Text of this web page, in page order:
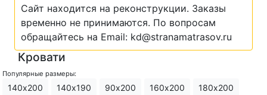
Open submenu (Постельное белье)
Постельное белье
Open submenu (Мебель)
Мебель
Open submenu (Основания)
Основания
Open submenu (Детские матрасы)
Детские матрасы
Сайт находится на реконструкции. Заказы
временно не принимаются. По вопросам
обращайтесь на Email: kd@stranamatrasov.ru
Кровати
Популярные размеры:
140х200 140х190 90х200 160х200 180х200